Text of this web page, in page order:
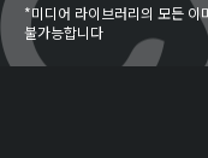
*미디어 라이브러리의 모든 이
불가능합니다